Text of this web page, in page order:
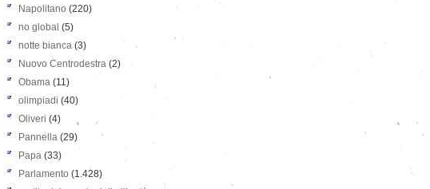
Napolitano (220)
no global (5)
notte bianca (3)
Nuovo Centrodestra (2)
Obama (11)
olimpiadi (40)
Oliveri (4)
Pannella (29)
Papa (33)
Parlamento (1.428)